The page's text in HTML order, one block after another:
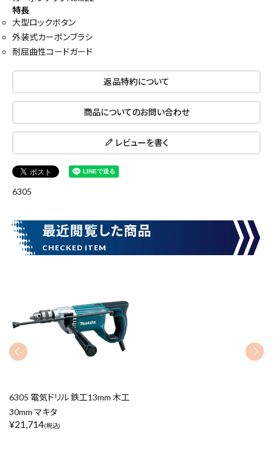
キーワードから探す
ブランドから探す
円 ～ 円
リセット
特長
大型ロックボタン
外装式カーボンブラシ
耐屈曲性コードガード
返品特約について
商品についてのお問い合わせ
レビューを書く
6305
最近閲覧した商品
6305 電気ドリル 鉄工13mm 木工
30mm マキタ
¥21,714(税込)